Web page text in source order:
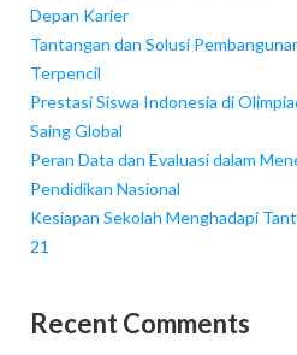
Depan Karier
Tantangan dan Solusi
Terpencil
Prestasi Siswa Indonesia di
Saing Global
Peran Data dan Evaluasi dalam
Pendidikan Nasional
Kesiapan Sekolah Menghadapi
21
Recent Comments